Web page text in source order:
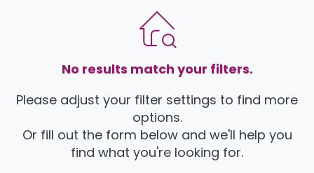
No results match your filters.
Please adjust your filter settings to find more
options.
Or fill out the form below and we'll help you
find what you're looking for.